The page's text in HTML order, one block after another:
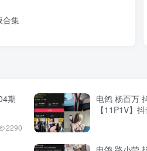
合集
期
2290
电鸽 杨百万
【11P1V】